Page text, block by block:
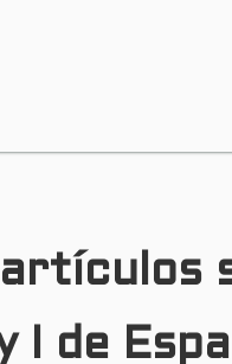
artículos
I de